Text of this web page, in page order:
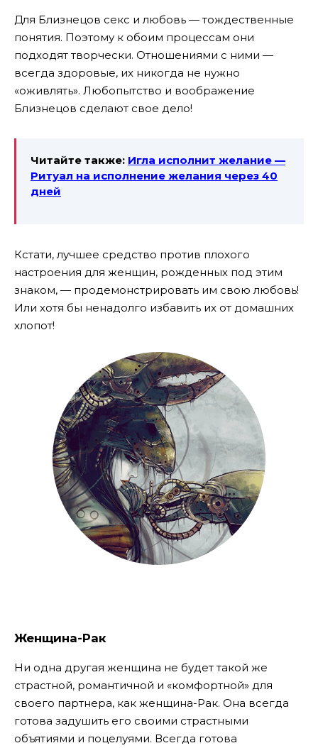
Для Близнецов секс и любовь — тождественные
понятия. Поэтому к обоим процессам они
подходят творчески. Отношениями с ними —
всегда здоровые, их никогда не нужно
«оживлять». Любопытство и воображение
Близнецов сделают свое дело!
Читайте также: Игла исполнит желание —
Ритуал на исполнение желания через 40
дней
Кстати, лучшее средство против плохого
настроения для женщин, рожденных под этим
знаком, — продемонстрировать им свою любовь!
Или хотя бы ненадолго избавить их от домашних
хлопот!
Женщина-Рак
Ни одна другая женщина не будет такой же
страстной, романтичной и «комфортной» для
своего партнера, как женщина-Рак. Она всегда
готова задушить его своими страстными
объятиями и поцелуями. Всегда готова